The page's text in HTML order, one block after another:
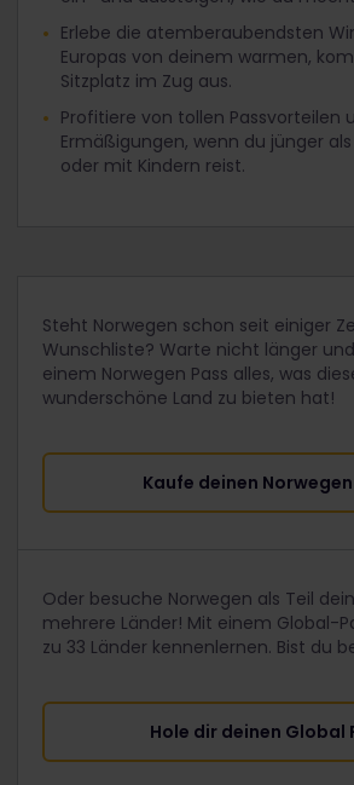
Erlebe die atemberaubendsten
Europas von deinem warmen,
Sitzplatz im Zug aus.
Profitiere von tollen Passvorteilen
Ermäßigungen, wenn du jünger
oder mit Kindern reist.
Steht Norwegen schon seit einiger
Wunschliste? Warte nicht länger
einem Norwegen Pass alles, was
wunderschöne Land zu bieten hat!
Kaufe deinen
Oder besuche Norwegen als Teil
mehrere Länder! Mit einem Global-
zu 33 Länder kennenlernen. Bist du
Hole dir deinen Global